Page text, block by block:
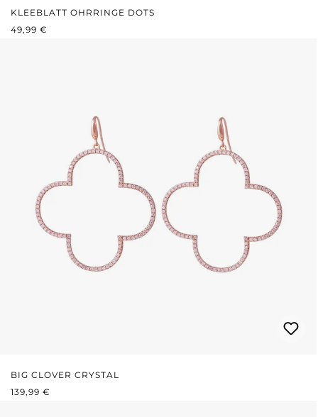
KLEEBLATT OHRRINGE DOTS
REGULÄRER PREIS:
49,99 €
BIG CLOVER CRYSTAL
REGULÄRER PREIS:
139,99 €